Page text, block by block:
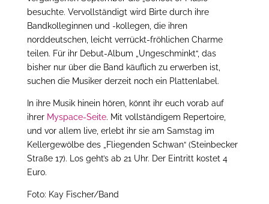
besuchte. Vervollständigt wird Birte durch ihre
Bandkolleginnen und -kollegen, die ihren
norddeutschen, leicht verrückt-fröhlichen Charme
teilen. Für ihr Debut-Album „Ungeschminkt“, das
bisher nur über die Band käuflich zu erwerben ist,
suchen die Musiker derzeit noch ein Plattenlabel.
In ihre Musik hinein hören, könnt ihr euch vorab auf
ihrer Myspace-Seite. Mit vollständigem Repertoire,
und vor allem live, erlebt ihr sie am Samstag im
Kellergewölbe des „Fliegenden Schwan“ (Steinbecker
Straße 17). Los geht’s ab 21 Uhr. Der Eintritt kostet 4
Euro.
Foto: Kay Fischer/Band